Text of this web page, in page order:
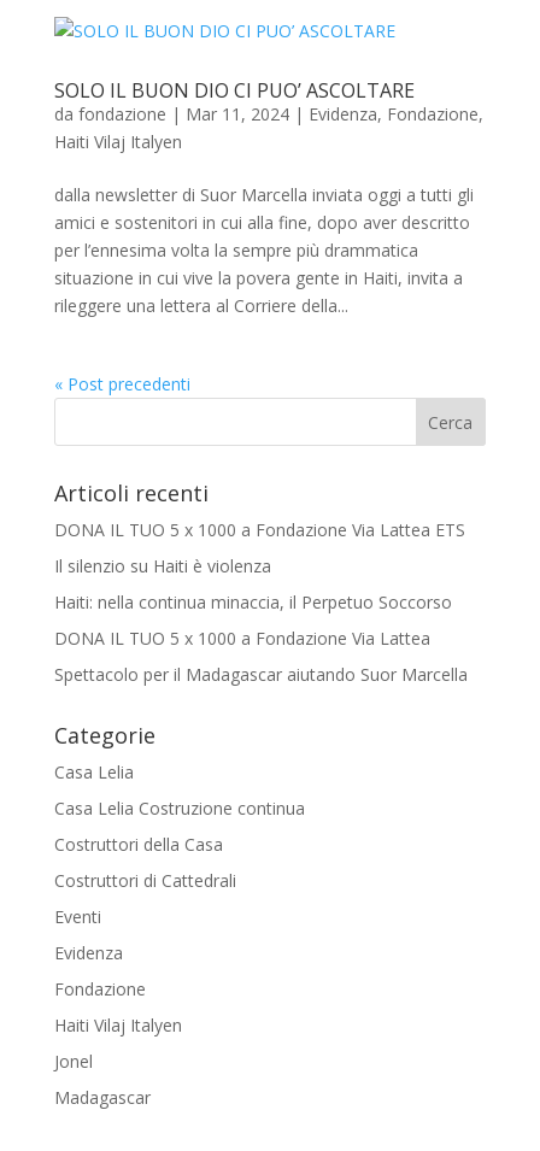
SOLO IL BUON DIO CI PUO’ ASCOLTARE
da fondazione | Mar 11, 2024| Evidenza, Fondazione,
Haiti Vilaj Italyen
dalla newsletter di Suor Marcella inviata oggi a tutti gli
amici e sostenitori in cui alla fine, dopo aver descritto
per l’ennesima volta la sempre più drammatica
situazione in cui vive la povera gente in Haiti, invita a
rileggere una lettera al Corriere della...
« Post precedenti
Articoli recenti
DONA IL TUO 5 x 1000 a Fondazione Via Lattea ETS
Il silenzio su Haiti è violenza
Haiti: nella continua minaccia, il Perpetuo Soccorso
DONA IL TUO 5 x 1000 a Fondazione Via Lattea
Spettacolo per il Madagascar aiutando Suor Marcella
Categorie
Casa Lelia
Casa Lelia Costruzione continua
Costruttori della Casa
Costruttori di Cattedrali
Eventi
Evidenza
Fondazione
Haiti Vilaj Italyen
Jonel
Madagascar